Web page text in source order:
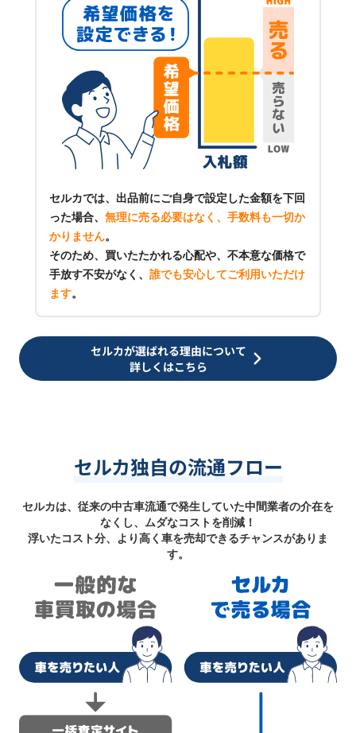
セルカでは、出品前にご自身で設定した金額を下回
った場合、 無理に売る必要はなく、手数料も一切か
かりません。
そのため、買いたたかれる心配や、不本意な価格で
手放す不安がなく、 誰でも安心してご利用いただけ
ます。
セルカが選ばれる理由について
詳しくはこちら
セルカ独自の流通フロー
セルカは、従来の中古車流通で発生していた中間業者の介在を
なくし、ムダなコストを削減！
浮いたコスト分、より高く車を売却できるチャンスがありま
す。